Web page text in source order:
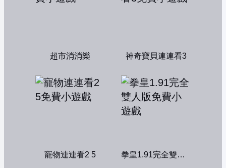
超市消消樂 神奇寶貝連連看3
寵物連連看2 5 拳皇1.91完全雙人版